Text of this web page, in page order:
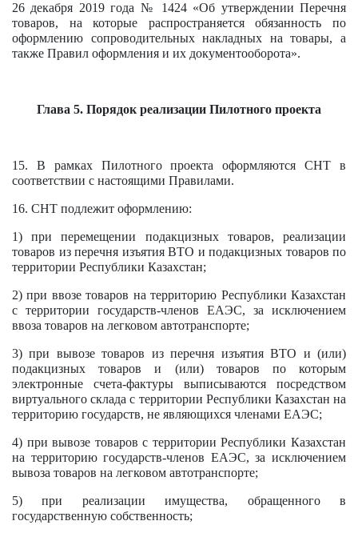
26 декабря 2019 года № 1424 «Об утверждении Перечня
товаров, на которые распространяется обязанность по
оформлению сопроводительных накладных на товары, а
также Правил оформления и их документооборота».
Глава 5. Порядок реализации Пилотного проекта
15. В рамках Пилотного проекта оформляются СНТ в
соответствии с настоящими Правилами.
16. СНТ подлежит оформлению:
1) при перемещении подакцизных товаров, реализации
товаров из перечня изъятия ВТО и подакцизных товаров по
территории Республики Казахстан;
2) при ввозе товаров на территорию Республики Казахстан
с территории государств-членов ЕАЭС, за исключением
ввоза товаров на легковом автотранспорте;
3) при вывозе товаров из перечня изъятия ВТО и (или)
подакцизных товаров и (или) товаров по которым
электронные счета-фактуры выписываются посредством
виртуального склада с территории Республики Казахстан на
территорию государств, не являющихся членами ЕАЭС;
4) при вывозе товаров с территории Республики Казахстан
на территорию государств-членов ЕАЭС, за исключением
вывоза товаров на легковом автотранспорте;
5) при реализации имущества, обращенного в
государственную собственность;